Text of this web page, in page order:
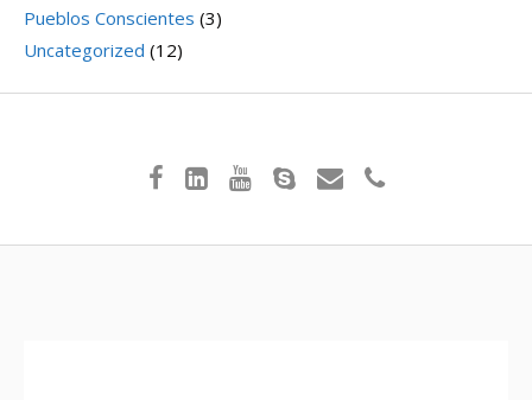
Pueblos Conscientes (3)
Uncategorized (12)